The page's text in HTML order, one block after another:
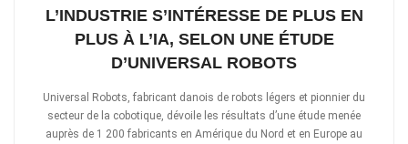
L’INDUSTRIE S’INTÉRESSE DE PLUS EN
PLUS À L’IA, SELON UNE ÉTUDE
D’UNIVERSAL ROBOTS
Universal Robots, fabricant danois de robots légers et pionnier du
secteur de la cobotique, dévoile les résultats d’une étude menée
auprès de 1 200 fabricants en Amérique du Nord et en Europe au